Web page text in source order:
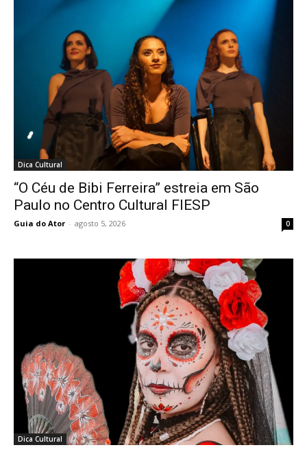
Dica Cultural
“O Céu de Bibi Ferreira” estreia em São
Paulo no Centro Cultural FIESP
Guia do Ator - agosto 5, 2026 0
Dica Cultural